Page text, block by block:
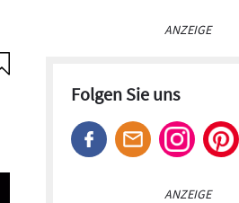
ANZEIGE
Folgen Sie uns
ANZEIGE